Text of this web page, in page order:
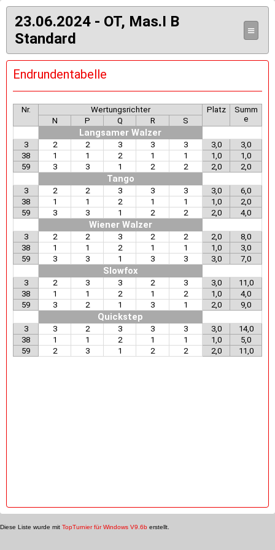
23.06.2024 - OT, Mas.I B
Standard
≡
Endrundentabelle
Nr. Wertungsrichter Platz
Summ
e
N P Q R S
Langsamer Walzer
3 2 2 3 3 3 3,0
3,0
38
1 1 2 1 1 1,0
1,0
59
3 3 1 2 2 2,0 2,0
Tango
3 2 2 3 3 3 3,0
6,0
38
1 1 2 1 1 1,0
2,0
59
3 3 1 2 2 2,0 4,0
Wiener Walzer
3 2 2 3 2 2 2,0
8,0
38
1 1 2 1 1 1,0
3,0
59
3 3 1 3 3 3,0 7,0
Slowfox
3 2 3 3 2 3 3,0
11,0
38
1 1 2 1 2 1,0
4,0
59
3 2 1 3 1 2,0 9,0
Quickstep
3 3 2 3 3 3 3,0
14,0
38
1 1 2 1 1 1,0
5,0
59
2 3 1 2 2 2,0 11,0
Diese Liste wurde mit TopTurnier für Windows V9.6b erstellt.